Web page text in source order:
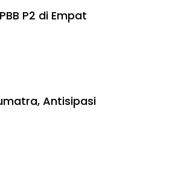
P2 di Empat
Antisipasi